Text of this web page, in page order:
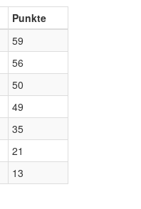
Punkte
59
56
50
49
35
21
13